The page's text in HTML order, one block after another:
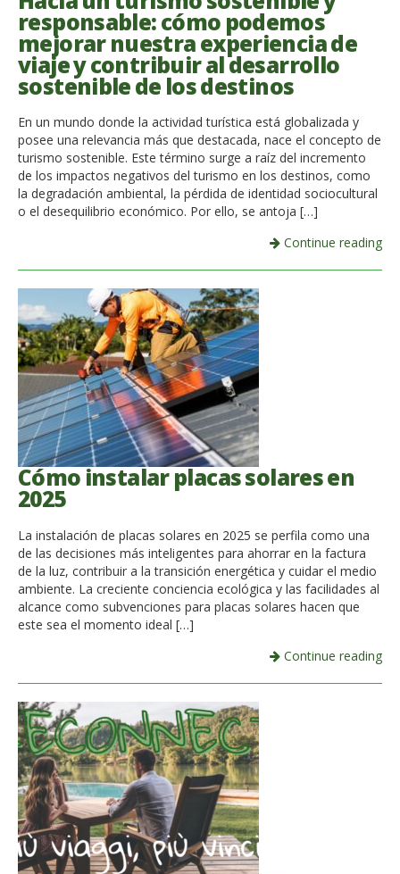
responsable: cómo podemos
mejorar nuestra experiencia de
viaje y contribuir al desarrollo
sostenible de los destinos
En un mundo donde la actividad turística está globalizada y
posee una relevancia más que destacada, nace el concepto de
turismo sostenible. Este término surge a raíz del incremento
de los impactos negativos del turismo en los destinos, como
la degradación ambiental, la pérdida de identidad sociocultural
o el desequilibrio económico. Por ello, se antoja […]
Continue reading
Cómo instalar placas solares en
2025
La instalación de placas solares en 2025 se perfila como una
de las decisiones más inteligentes para ahorrar en la factura
de la luz, contribuir a la transición energética y cuidar el medio
ambiente. La creciente conciencia ecológica y las facilidades al
alcance como subvenciones para placas solares hacen que
este sea el momento ideal […]
Continue reading